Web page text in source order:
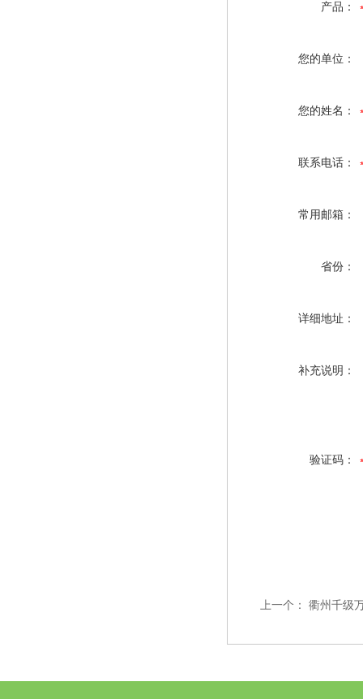
产品：
您的单位：
您的姓名：
联系电话：
常用邮箱：
省份：
详细地址：
补充说明：
验证码：
上一个： 衢州千级